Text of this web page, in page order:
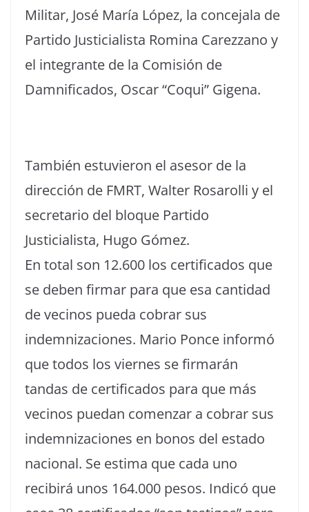
Militar, José María López, la concejala de
Partido Justicialista Romina Carezzano y
el integrante de la Comisión de
Damnificados, Oscar “Coqui” Gigena.
También estuvieron el asesor de la
dirección de FMRT, Walter Rosarolli y el
secretario del bloque Partido
Justicialista, Hugo Gómez.
En total son 12.600 los certificados que
se deben firmar para que esa cantidad
de vecinos pueda cobrar sus
indemnizaciones. Mario Ponce informó
que todos los viernes se firmarán
tandas de certificados para que más
vecinos puedan comenzar a cobrar sus
indemnizaciones en bonos del estado
nacional. Se estima que cada uno
recibirá unos 164.000 pesos. Indicó que